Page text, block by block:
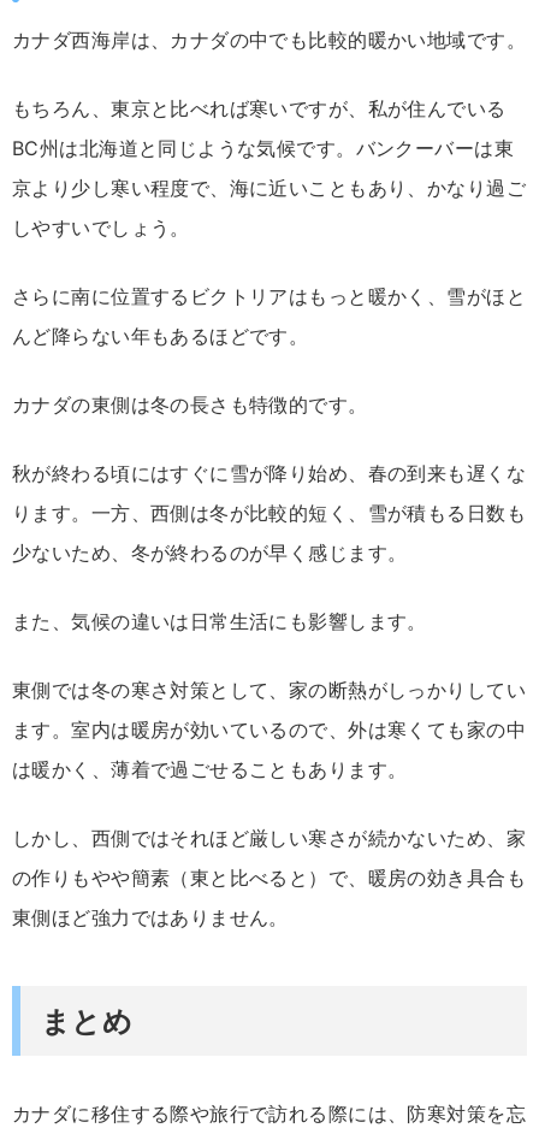
カナダ西海岸は、カナダの中でも比較的暖かい地域です。
もちろん、東京と比べれば寒いですが、私が住んでいる
BC州は北海道と同じような気候です。バンクーバーは東
京より少し寒い程度で、海に近いこともあり、かなり過ご
しやすいでしょう。
さらに南に位置するビクトリアはもっと暖かく、雪がほと
んど降らない年もあるほどです。
カナダの東側は冬の長さも特徴的です。
秋が終わる頃にはすぐに雪が降り始め、春の到来も遅くな
ります。一方、西側は冬が比較的短く、雪が積もる日数も
少ないため、冬が終わるのが早く感じます。
また、気候の違いは日常生活にも影響します。
東側では冬の寒さ対策として、家の断熱がしっかりしてい
ます。室内は暖房が効いているので、外は寒くても家の中
は暖かく、薄着で過ごせることもあります。
しかし、西側ではそれほど厳しい寒さが続かないため、家
の作りもやや簡素（東と比べると）で、暖房の効き具合も
東側ほど強力ではありません。
まとめ
カナダに移住する際や旅行で訪れる際には、防寒対策を忘